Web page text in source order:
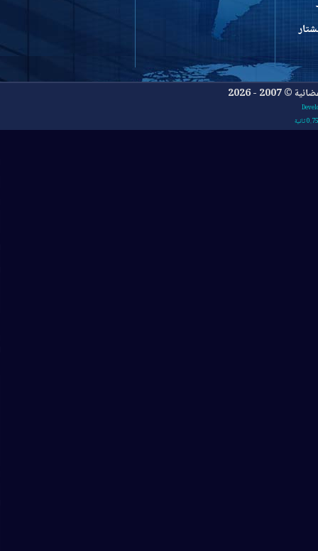
2026